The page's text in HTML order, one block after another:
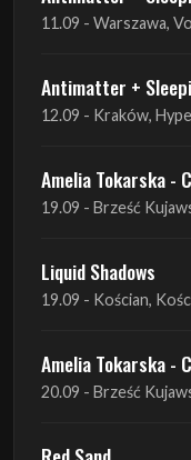
12.09 - Kraków, Hype
Amelia Tokarska -
19.09 - Brześć
Liquid Shadows
19.09 - Kościan,
Amelia Tokarska -
20.09 - Brześć
Red Sand
Haken